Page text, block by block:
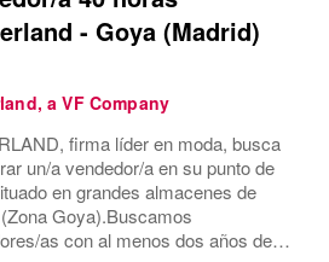
- Goya (Madrid)
a VF Company
firma líder en moda, busca
un/a vendedor/a en su punto de
en grandes almacenes de
Goya).Buscamos
as con al menos dos años de